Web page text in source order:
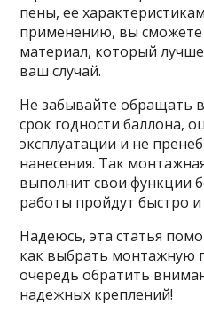
пены, ее
применению, вы
материал, который
ваш случай.
Не забывайте обращать
срок годности баллона,
эксплуатации и не
нанесения. Так
выполнит свои функции
работы пройдут быстро
Надеюсь, эта статья
как выбрать монтажную
очередь обратить
надежных креплений!